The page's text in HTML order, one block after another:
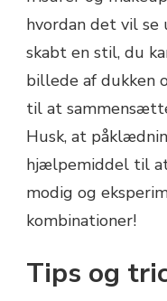
hvordan det vil se
skabt en stil, du
billede af dukken
til at
Husk, at
hjælpemiddel til
modig og
kombinationer!
Tips og